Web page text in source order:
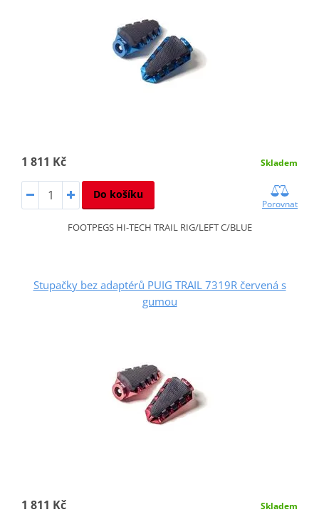
1 811 Kč Skladem
Do košíku
Porovnat
FOOTPEGS HI-TECH TRAIL RIG/LEFT C/BLUE
Stupačky bez adaptérů PUIG TRAIL 7319R červená s
gumou
1 811 Kč Skladem